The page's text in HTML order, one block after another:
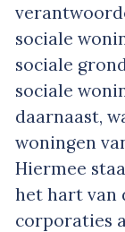
sociale
sociale
sociale
daarnaast,
woningen
Hiermee
het hart van
corporaties